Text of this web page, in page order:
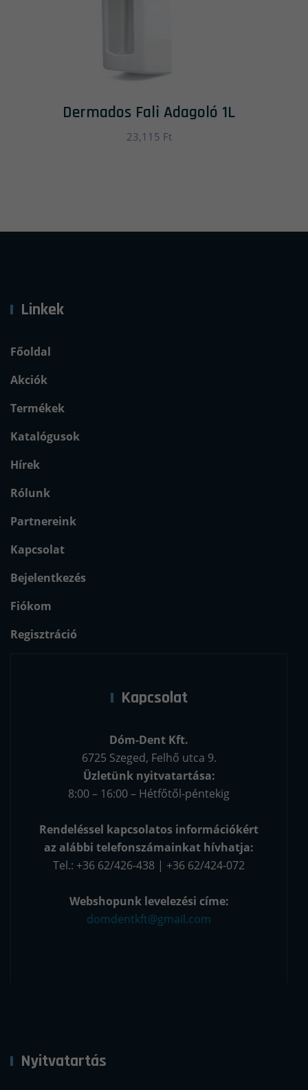
Dermados Fali Adagoló 1L
23,115 Ft
Linkek
Főoldal
Akciók
Termékek
Katalógusok
Hírek
Rólunk
Partnereink
Kapcsolat
Bejelentkezés
Fiókom
Regisztráció
Kapcsolat
Dóm-Dent Kft.
6725 Szeged, Felhő utca 9.
Üzletünk nyitvatartása:
8:00 – 16:00 – Hétfőtől-péntekig
Rendeléssel kapcsolatos információkért
az alábbi telefonszámainkat hívhatja:
Tel.: +36 62/426-438 | +36 62/424-072
Webshopunk levelezési címe:
domdentkft@gmail.com
Nyitvatartás